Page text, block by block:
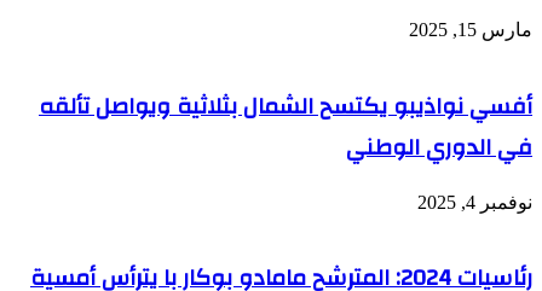
مارس 15, 2025
أفسي نواذيبو يكتسح الشمال بثلاثية ويواصل تألقه
في الدوري الوطني
نوفمبر 4, 2025
رئاسيات 2024: المترشح مامادو بوكار با يترأس أمسية